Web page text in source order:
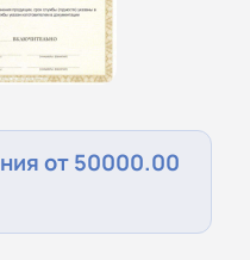
от 50000.00